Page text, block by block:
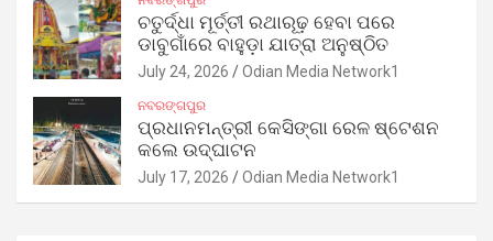
ଚତୁର୍ଦ୍ଧା ମୂର୍ତ୍ତୀ ରଥାରୂଢ଼ ହେବା ପରେ
ଡାବୁଗାଁରେ ବାହୁଡ଼ା ଯାତ୍ରା ଅନୁଷ୍ଠିତ
July 24, 2026 Odian Media Network1
ନବରଙ୍ଗପୁର
ପ୍ରଧାନମନ୍ତ୍ରୀ କେସିଙ୍ଗା ରେଳ ଷ୍ଟେଶନ
କଲେ ଉଦ୍‌ଘାଟନ
July 17, 2026 Odian Media Network1